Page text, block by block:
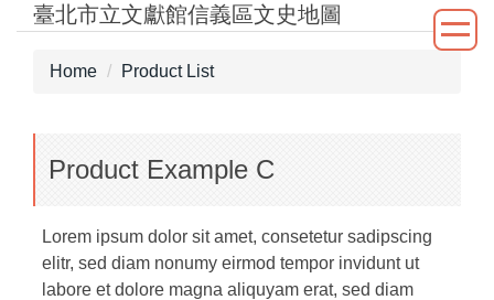
Jump
臺北市立文獻館信義區文史地圖
Home Product List
Product Example C
Lorem ipsum dolor sit amet, consetetur sadipscing
elitr, sed diam nonumy eirmod tempor invidunt ut
labore et dolore magna aliquyam erat, sed diam